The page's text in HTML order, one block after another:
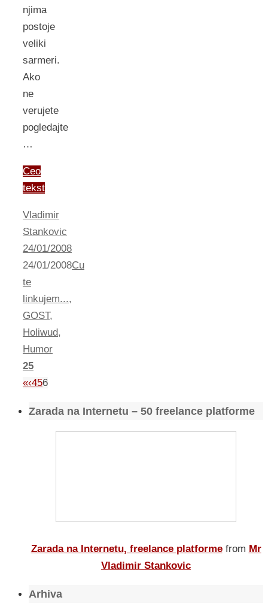
njima
postoje
veliki
sarmeri.
Ako
ne
verujete
pogledajte
…
Ceo
tekst
Vladimir
Stankovic
24/01/2008
24/01/2008Cu
te
linkujem...,
GOST,
Holiwud,
Humor
25
«‹456
Zarada na Internetu – 50 freelance platforme
Zarada na Internetu, freelance platforme from Mr
Vladimir Stankovic
Arhiva